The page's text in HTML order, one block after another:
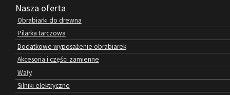
Nasza oferta
Obrabiarki do drewna
Pilarka tarczowa
Dodatkowe wyposażenie obrabiarek
Akcesoria i części zamienne
Wały
Silniki elektryczne